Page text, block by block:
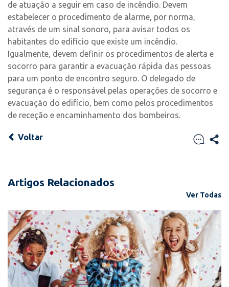
de atuação a seguir em caso de incêndio. Devem
estabelecer o procedimento de alarme, por norma,
através de um sinal sonoro, para avisar todos os
habitantes do edifício que existe um incêndio.
Igualmente, devem definir os procedimentos de alerta e
socorro para garantir a evacuação rápida das pessoas
para um ponto de encontro seguro. O delegado de
segurança é o responsável pelas operações de socorro e
evacuação do edifício, bem como pelos procedimentos
de receção e encaminhamento dos bombeiros.
Voltar
Artigos Relacionados
Ver Todas